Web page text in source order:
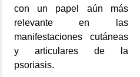
con un papel aún más
relevante en las
manifestaciones cutáneas
y articulares de la
psoriasis.